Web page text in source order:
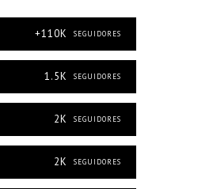
+110K SEGUIDORES
1.5K SEGUIDORES
2K SEGUIDORES
2K SEGUIDORES